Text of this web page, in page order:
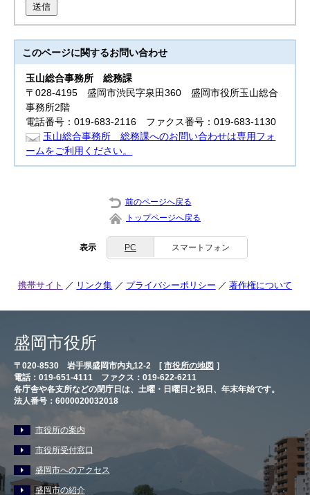
送信
このページに関するお問い合わせ
玉山総合事務所総務課
〒028-4195 盛岡市渋民字泉田360 盛岡市役所玉山総合
事務所2階
電話番号：019-683-2116 ファクス番号：019-683-1130
玉山総合事務所 総務課へのお問い合わせは専用フォ
ームをご利用ください。
前のページへ戻る
トップページへ戻る
表示 PC スマートフォン
携帯サイト リンク集 プライバシーポリシー 著作権について
盛岡市役所
〒020-8530 岩手県盛岡市内丸12-2 [ 市役所の地図 ］
電話：019-651-4111 ファクス：019-622-6211
各庁舎や各支所などの閉庁日は、土曜・日曜日と祝日、年末年始です。
法人番号：6000020032018
市役所の案内
市役所受付窓口
盛岡市へのアクセス
盛岡市の紹介